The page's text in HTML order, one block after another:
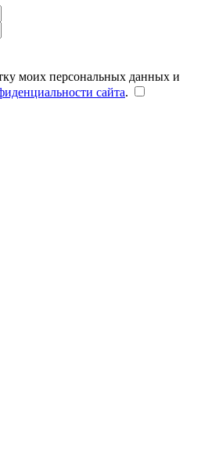
моих персональных данных и
сайта.